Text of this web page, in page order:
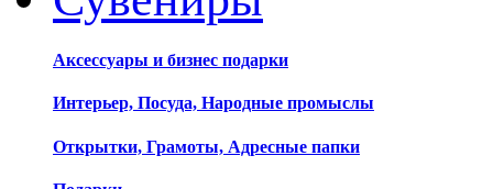
Аксессуары и бизнес подарки
Интерьер, Посуда, Народные промыслы
Открытки, Грамоты, Адресные папки